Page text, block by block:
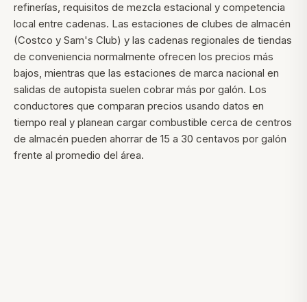
refinerías, requisitos de mezcla estacional y competencia
local entre cadenas. Las estaciones de clubes de almacén
(Costco y Sam's Club) y las cadenas regionales de tiendas
de conveniencia normalmente ofrecen los precios más
bajos, mientras que las estaciones de marca nacional en
salidas de autopista suelen cobrar más por galón. Los
conductores que comparan precios usando datos en
tiempo real y planean cargar combustible cerca de centros
de almacén pueden ahorrar de 15 a 30 centavos por galón
frente al promedio del área.